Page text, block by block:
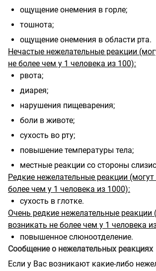
ощущение онемения в горле;
тошнота;
ощущение онемения в области рта.
Нечастые нежелательные реакции
не более чем у 1 человека из 100):
рвота;
диарея;
нарушения пищеварения;
боли в животе;
сухость во рту;
повышение температуры тела;
местные реакции со стороны
Редкие нежелательные реакции (могут
более чем у 1 человека из 1000):
сухость в глотке.
Очень редкие нежелательные реакции
возникать не более чем у 1 человека
повышенное слюноотделение.
Сообщение о нежелательных реакциях
Если у Вас возникают какие-либо